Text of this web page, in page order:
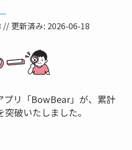
// 更新済み: 2026-06-18
プリ「BowBear」が、累計
破いたしました。